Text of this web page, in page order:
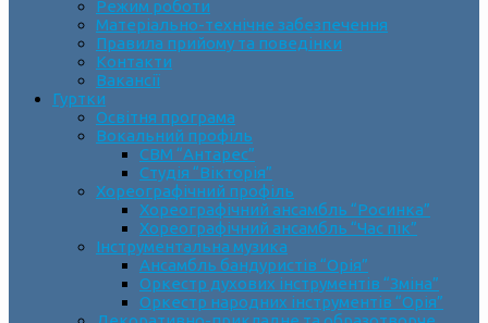
Режим роботи
Матеріально-технічне забезпечення
Правила прийому та поведінки
Контакти
Вакансії
Гуртки
Освітня програма
Вокальний профіль
СВМ “Антарес”
Студія “Вікторія”
Хореографічний профіль
Хореографічний ансамбль “Росинка”
Хореографічний ансамбль “Час пік”
Інструментальна музика
Ансамбль бандуристів “Орія”
Оркестр духових інструментів “Зміна”
Оркестр народних інструментів “Орія”